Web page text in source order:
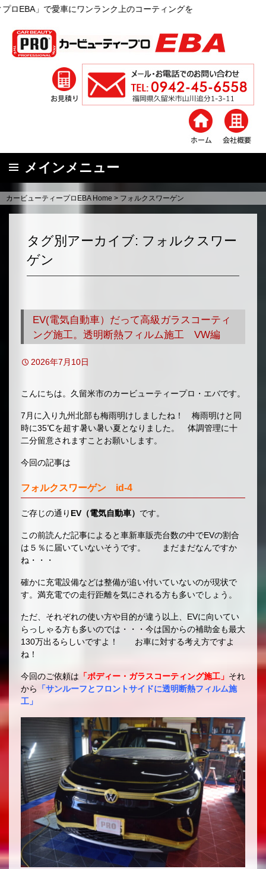
ンク上のコーティングを
メインメニュー
コカービューティープロEBA Home > フォルクスワーゲン
タグ別アーカイブ: フォルクスワー
ゲン
EV(電気自動車）だって高級ガラスコーティ
ング施工。透明断熱フィルム施工 VW編
2026年7月10日
こんにちは。久留米市のカービューティープロ・エバです。
7月に入り九州北部も梅雨明けしましたね！ 梅雨明けと同
時に35℃を超す暑い暑い夏となりました。 体調管理に十
二分留意されますことお願いします。
今回の記事は
フォルクスワーゲン id-4
ご存じの通り EV（電気自動車） です。
この前読んだ記事によると車新車販売台数の中でEVの割合
は５％に届いていないそうです。 まだまだなんですか
ね・・・
確かに充電設備などは整備が追い付いていないのが現状で
す。満充電での走行距離を気にされる方も多いでしょう。
ただ、それぞれの使い方や目的が違う以上、EVに向いてい
らっしゃる方も多いのでは・・・今は国からの補助金も最大
130万出るらしいですよ！ お車に対する考え方ですよ
ね！
今回のご依頼は 「ボディー・ガラスコーティング施工」 それ
から
「サンルーフとフロントサイドに透明断熱フィルム施
工」